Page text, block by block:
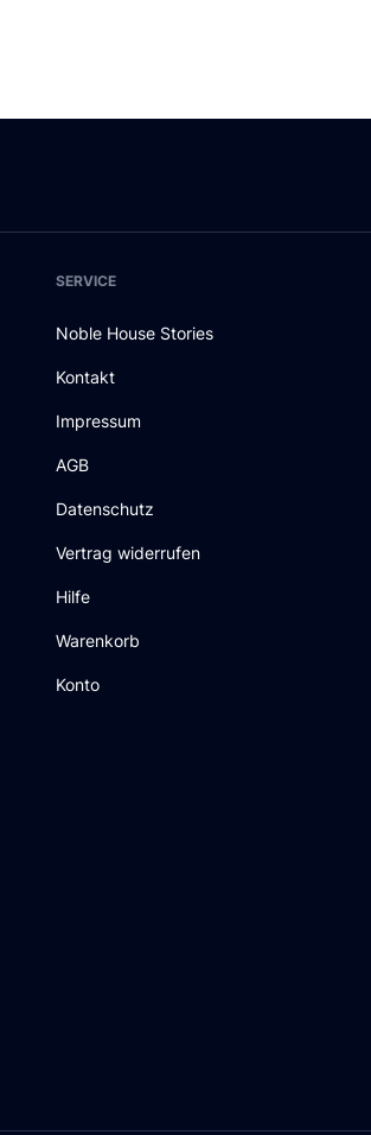
SERVICE
Noble House Stories
Kontakt
Impressum
AGB
Datenschutz
Vertrag widerrufen
Hilfe
Warenkorb
Konto